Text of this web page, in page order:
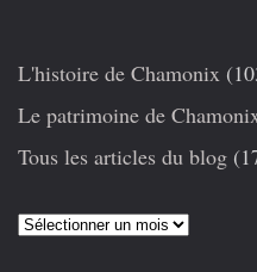
L'histoire de Chamonix
Le patrimoine de
Tous les articles du blog
Articles